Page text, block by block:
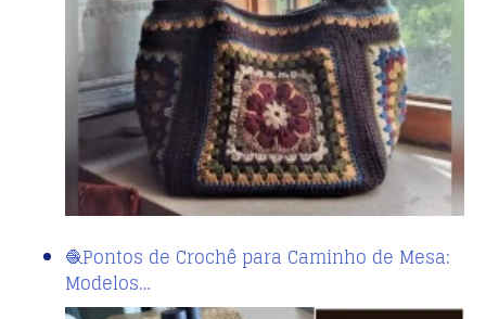
🧶Pontos de Crochê para Caminho de Mesa:
Modelos…